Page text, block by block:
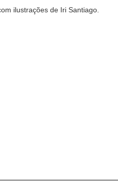
ilustrações de Iri Santiago.